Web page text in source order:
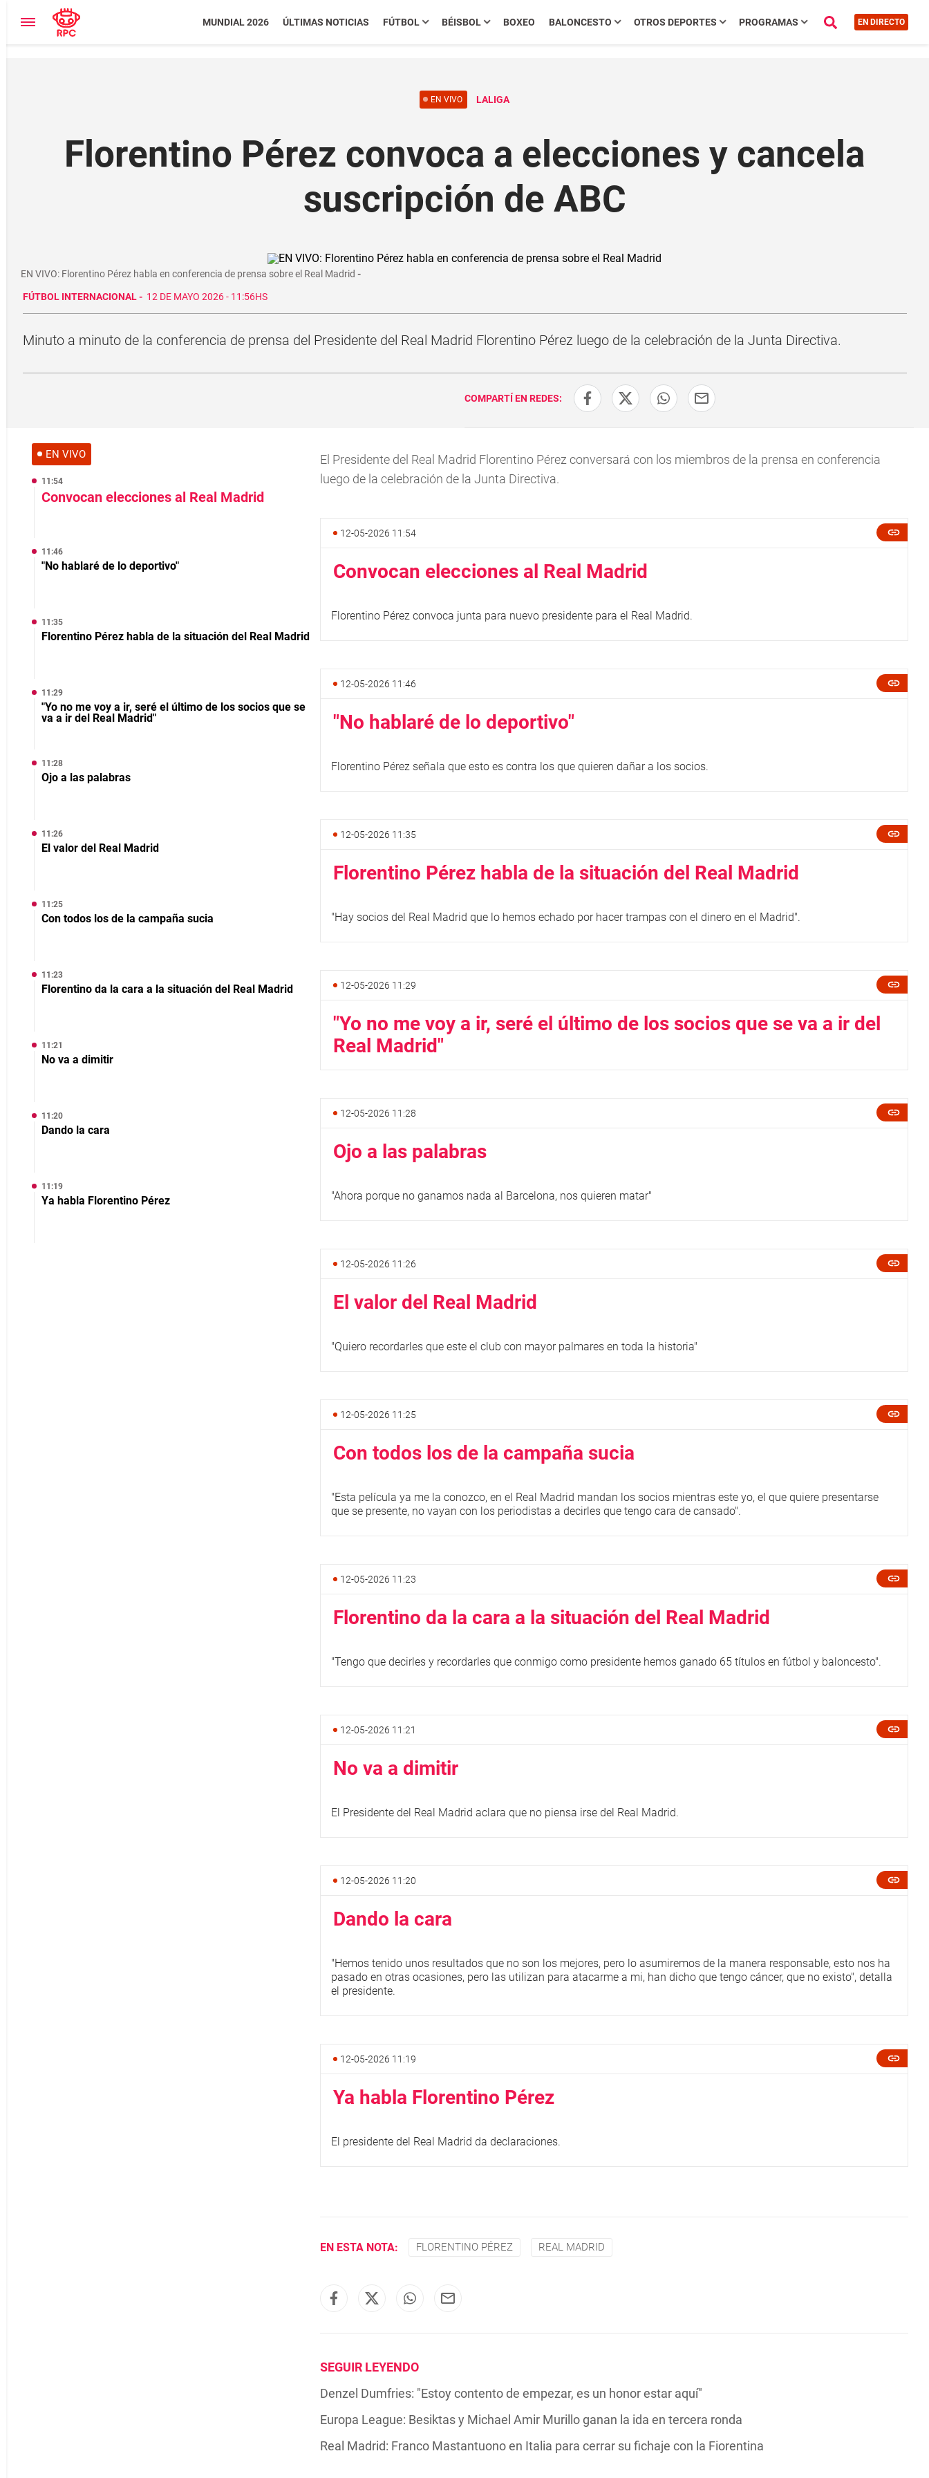
MUNDIAL 2026 ÚLTIMAS NOTICIAS FÚTBOL BÉISBOL BOXEO BALONCESTO OTROS DEPORTES PROGRAMAS EN DIRECTO
EN VIVO LALIGA
Florentino Pérez convoca a elecciones y cancela
suscripción de ABC
EN VIVO: Florentino Pérez habla en conferencia de prensa sobre el Real Madrid
FÚTBOL INTERNACIONAL- 12 DE MAYO 2026 - 11:56HS
Minuto a minuto de la conferencia de prensa del Presidente del Real Madrid Florentino Pérez luego de la celebración de la Junta Directiva.
COMPARTÍ EN REDES:
EN VIVO
11:54
Convocan elecciones al Real Madrid
11:46
"No hablaré de lo deportivo"
11:35
Florentino Pérez habla de la situación del Real Madrid
11:29
"Yo no me voy a ir, seré el último de los socios que se
va a ir del Real Madrid"
11:28
Ojo a las palabras
11:26
El valor del Real Madrid
11:25
Con todos los de la campaña sucia
11:23
Florentino da la cara a la situación del Real Madrid
11:21
No va a dimitir
11:20
Dando la cara
11:19
Ya habla Florentino Pérez
El Presidente del Real Madrid Florentino Pérez conversará con los miembros de la prensa en conferencia
luego de la celebración de la Junta Directiva.
12-05-2026 11:54
Convocan elecciones al Real Madrid
Florentino Pérez convoca junta para nuevo presidente para el Real Madrid.
12-05-2026 11:46
"No hablaré de lo deportivo"
Florentino Pérez señala que esto es contra los que quieren dañar a los socios.
12-05-2026 11:35
Florentino Pérez habla de la situación del Real Madrid
"Hay socios del Real Madrid que lo hemos echado por hacer trampas con el dinero en el Madrid".
12-05-2026 11:29
"Yo no me voy a ir, seré el último de los socios que se va a ir del
Real Madrid"
12-05-2026 11:28
Ojo a las palabras
"Ahora porque no ganamos nada al Barcelona, nos quieren matar"
12-05-2026 11:26
El valor del Real Madrid
"Quiero recordarles que este el club con mayor palmares en toda la historia"
12-05-2026 11:25
Con todos los de la campaña sucia
"Esta película ya me la conozco, en el Real Madrid mandan los socios mientras este yo, el que quiere presentarse
que se presente, no vayan con los periodistas a decirles que tengo cara de cansado".
12-05-2026 11:23
Florentino da la cara a la situación del Real Madrid
"Tengo que decirles y recordarles que conmigo como presidente hemos ganado 65 títulos en fútbol y baloncesto".
12-05-2026 11:21
No va a dimitir
El Presidente del Real Madrid aclara que no piensa irse del Real Madrid.
12-05-2026 11:20
Dando la cara
"Hemos tenido unos resultados que no son los mejores, pero lo asumiremos de la manera responsable, esto nos ha
pasado en otras ocasiones, pero las utilizan para atacarme a mi, han dicho que tengo cáncer, que no existo", detalla
el presidente.
12-05-2026 11:19
Ya habla Florentino Pérez
El presidente del Real Madrid da declaraciones.
EN ESTA NOTA: FLORENTINO PÉREZ REAL MADRID
SEGUIR LEYENDO
Denzel Dumfries: "Estoy contento de empezar, es un honor estar aquí"
Europa League: Besiktas y Michael Amir Murillo ganan la ida en tercera ronda
Real Madrid: Franco Mastantuono en Italia para cerrar su fichaje con la Fiorentina